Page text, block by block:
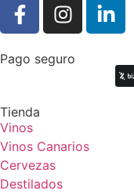
Pago seguro
Tienda
Vinos
Vinos Canarios
Cervezas
Destilados